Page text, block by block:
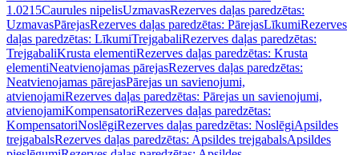
1.0215Caurules nipelisUzmavasRezerves daļas paredzētas:
UzmavasPārejasRezerves daļas paredzētas: PārejasLīkumiRezerves
daļas paredzētas: LīkumiTrejgabaliRezerves daļas paredzētas:
TrejgabaliKrusta elementiRezerves daļas paredzētas: Krusta
elementiNeatvienojamas pārejasRezerves daļas paredzētas:
Neatvienojamas pārejasPārejas un savienojumi,
atvienojamiRezerves daļas paredzētas: Pārejas un savienojumi,
atvienojamiKompensatoriRezerves daļas paredzētas:
KompensatoriNoslēgiRezerves daļas paredzētas: NoslēgiApsildes
trejgabalsRezerves daļas paredzētas: Apsildes trejgabalsApsildes